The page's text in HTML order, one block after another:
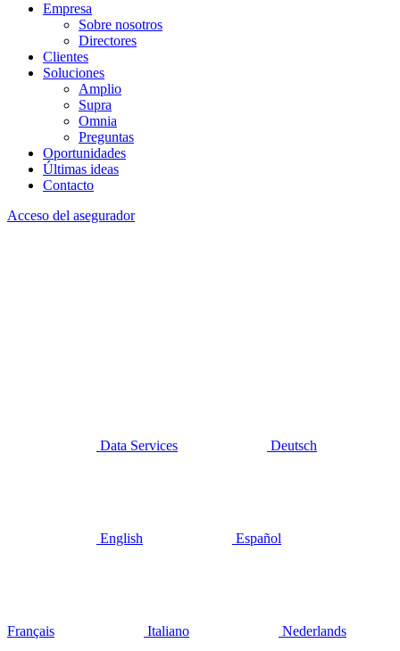
Empresa
Sobre nosotros
Directores
Clientes
Soluciones
Amplio
Supra
Omnia
Preguntas
Oportunidades
Últimas ideas
Contacto
Acceso del asegurador
Data Services Deutsch
English Español
Français Italiano Nederlands